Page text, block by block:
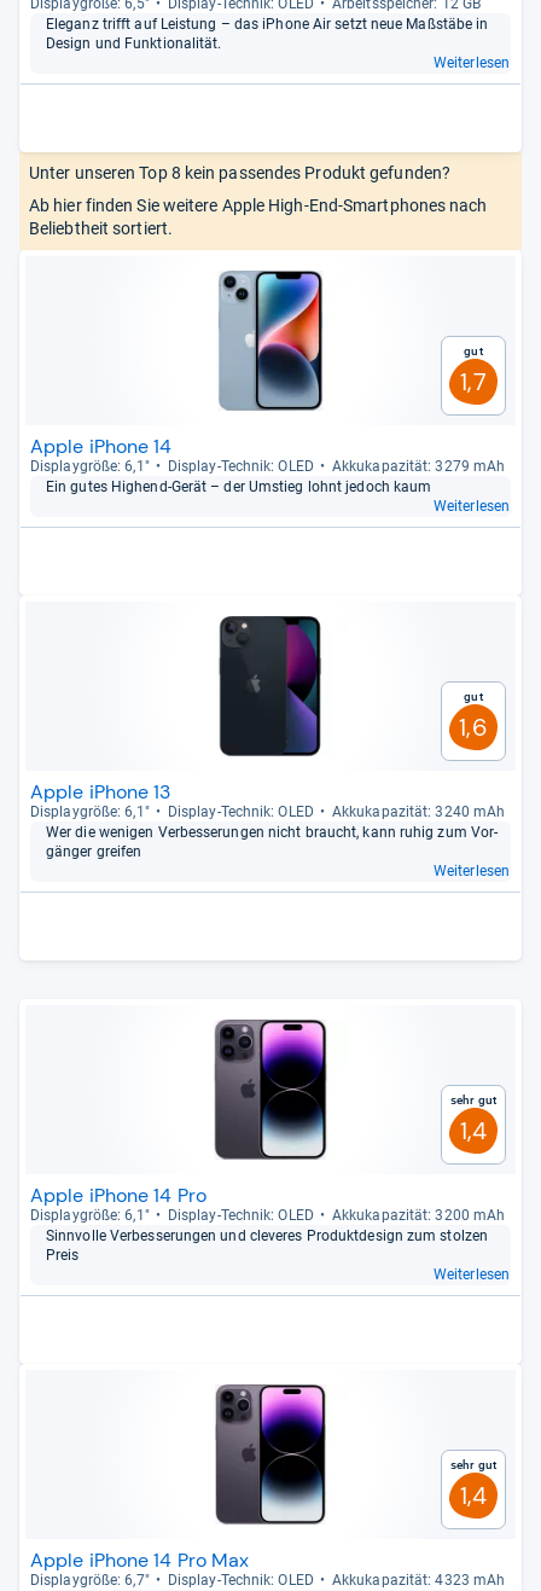
Dis­play­größe: 6,5" Dis­play-​Tech­nik: OLED
Arbeitsspei­cher: 12 GB
Ele­ganz trifft auf Leis­tung – das iPhone Air setzt neue Maß­stäbe in
Design und Funk­tio­na­li­tät.
Weiterlesen
Unter unseren Top 8 kein passendes Produkt gefunden?
Ab hier finden Sie weitere Apple High-End-Smartphones nach
Beliebtheit sortiert.
Gut
1,7
Apple iPhone 14
Dis­play­größe: 6,1" Dis­play-​Tech­nik: OLED
Akku­ka­pa­zi­tät: 3279 mAh
Ein gutes Hig­hend-​Gerät – der Umstieg lohnt jedoch kaum
Weiterlesen
Gut
1,6
Apple iPhone 13
Dis­play­größe: 6,1" Dis­play-​Tech­nik: OLED
Akku­ka­pa­zi­tät: 3240 mAh
Wer die weni­gen Ver­bes­se­run­gen nicht braucht, kann ruhig zum Vor­
gän­ger grei­fen
Weiterlesen
Sehr gut
1,4
Apple iPhone 14 Pro
Dis­play­größe: 6,1" Dis­play-​Tech­nik: OLED
Akku­ka­pa­zi­tät: 3200 mAh
Sinn­volle Ver­bes­se­run­gen und cle­veres Pro­dukt­de­sign zum stol­zen
Preis
Weiterlesen
Sehr gut
1,4
Apple iPhone 14 Pro Max
Dis­play­größe: 6,7" Dis­play-​Tech­nik: OLED
Akku­ka­pa­zi­tät: 4323 mAh